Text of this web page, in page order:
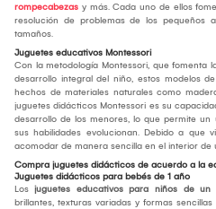
rompecabezas y más. Cada uno de ellos
resolución de problemas de los pequeños
tamaños.
Juguetes educativos Montessori
Con la metodología Montessori, que fomenta
desarrollo integral del niño, estos modelos de
hechos de materiales naturales como
juguetes didácticos Montessori es su
desarrollo de los menores, lo que permite
sus habilidades evolucionan. Debido a que
acomodar de manera sencilla en el interior de
Compra juguetes didácticos de acuerdo a la
Juguetes didácticos para bebés de 1 año
Los juguetes educativos para niños de un
brillantes, texturas variadas y formas